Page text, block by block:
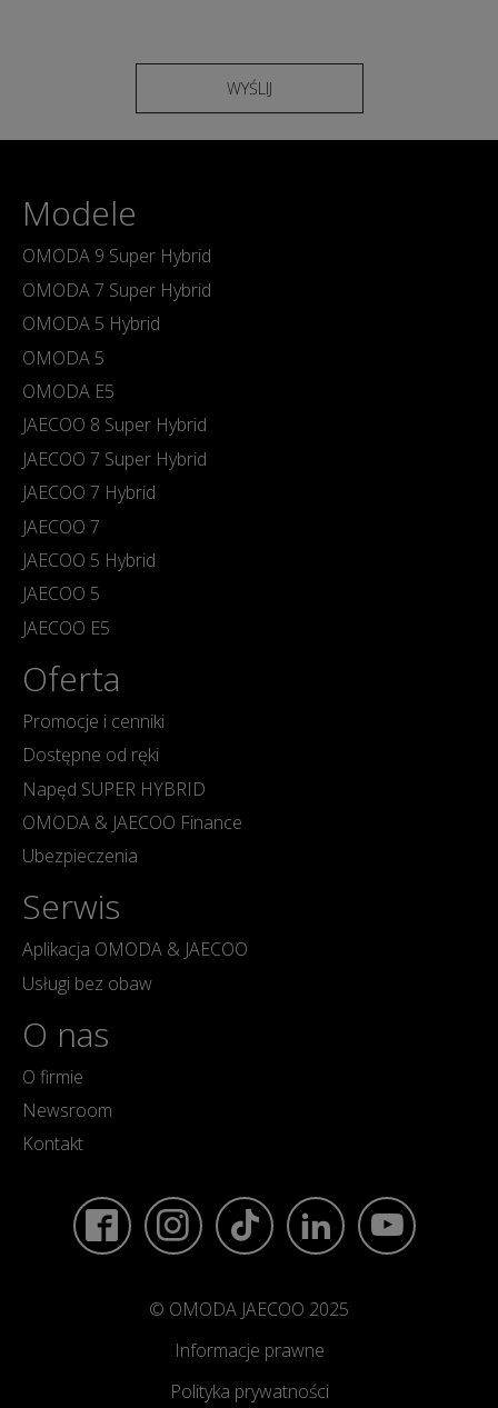
WYŚLIJ
Modele
OMODA 9 Super Hybrid
OMODA 7 Super Hybrid
OMODA 5 Hybrid
OMODA 5
OMODA E5
JAECOO 8 Super Hybrid
JAECOO 7 Super Hybrid
JAECOO 7 Hybrid
JAECOO 7
JAECOO 5 Hybrid
JAECOO 5
JAECOO E5
Oferta
Promocje i cenniki
Dostępne od ręki
Napęd SUPER HYBRID
OMODA & JAECOO Finance
Ubezpieczenia
Serwis
Aplikacja OMODA & JAECOO
Usługi bez obaw
O nas
O firmie
Newsroom
Kontakt
© OMODA JAECOO 2025
Informacje prawne
Polityka prywatności